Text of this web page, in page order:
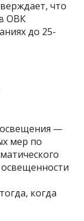
что
ОВК
до 25-
освещения —
мер по
когда